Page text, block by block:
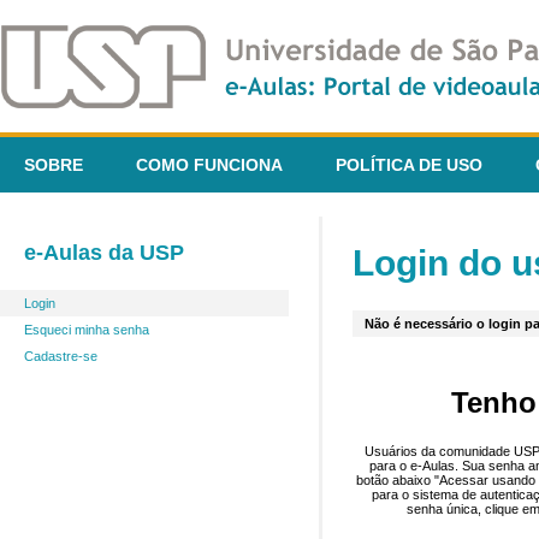
SOBRE COMO FUNCIONA POLÍTICA DE USO
e-Aulas da USP
Login
Esqueci minha senha
Cadastre-se
Login do
Não é necessário o login
Usuários da comunidade
para o e-Aulas. Sua senha
botão abaixo "Acessar
para o sistema de
senha única, clique